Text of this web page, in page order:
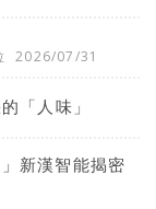
2026/07/31
「人味」
新漢智能揭密